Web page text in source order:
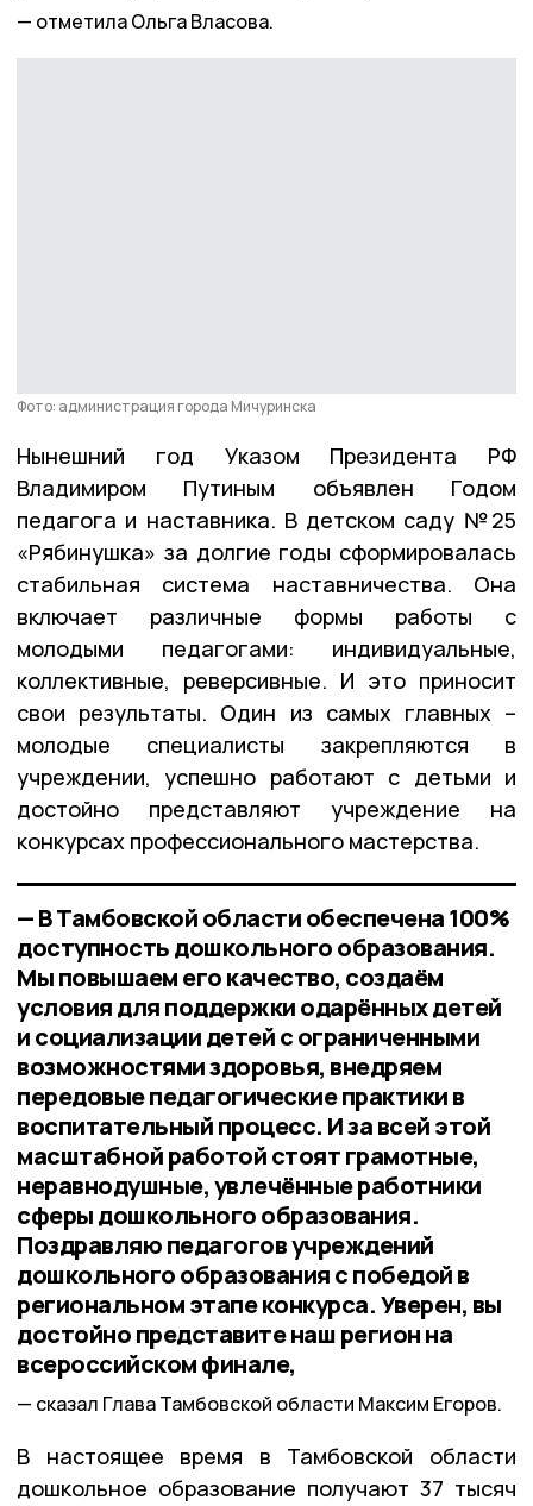
отметила Ольга Власова.
Фото: администрация города Мичуринска
Нынешний год Указом Президента РФ
Владимиром Путиным объявлен Годом
педагога и наставника. В детском саду №25
«Рябинушка» за долгие годы сформировалась
стабильная система наставничества. Она
включает различные формы работы с
молодыми педагогами: индивидуальные,
коллективные, реверсивные. И это приносит
свои результаты. Один из самых главных –
молодые специалисты закрепляются в
учреждении, успешно работают с детьми и
достойно представляют учреждение на
конкурсах профессионального мастерства.
— В Тамбовской области обеспечена 100%
доступность дошкольного образования.
Мы повышаем его качество, создаём
условия для поддержки одарённых детей
и социализации детей с ограниченными
возможностями здоровья, внедряем
передовые педагогические практики в
воспитательный процесс. И за всей этой
масштабной работой стоят грамотные,
неравнодушные, увлечённые работники
сферы дошкольного образования.
Поздравляю педагогов учреждений
дошкольного образования с победой в
региональном этапе конкурса. Уверен, вы
достойно представите наш регион на
всероссийском финале,
сказал Глава Тамбовской области Максим Егоров.
В настоящее время в Тамбовской области
дошкольное образование получают 37 тысяч